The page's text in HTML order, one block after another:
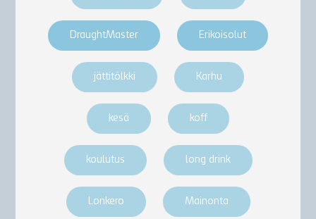
DraughtMaster Erikoisolut
jättitölkki Karhu
kesä koff
koulutus long drink
Lonkero Mainonta